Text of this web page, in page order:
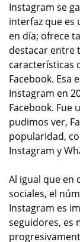
Instagram se
interfaz que es
en día; ofrece
destacar entre
características
Facebook. Esa
Instagram en
Facebook. Fue
pudimos ver,
popularidad,
Instagram y
Al igual que en
sociales, el
Instagram es
seguidores, es